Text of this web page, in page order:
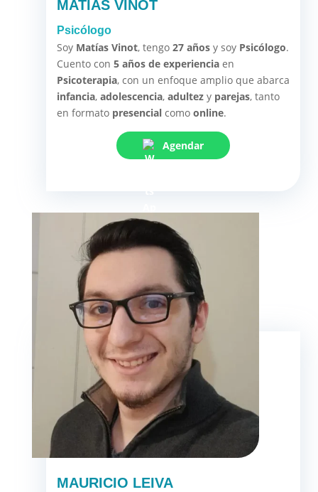
MATIAS VINOT
Psicólogo
Soy Matías Vinot, tengo 27 añosy soy Psicólogo.
Cuento con 5 años de experienciaen
Psicoterapia, con un enfoque amplio que abarca
infancia, adolescencia, adultezy parejas, tanto
en formato presencialcomo online.
Agendar
MAURICIO LEIVA